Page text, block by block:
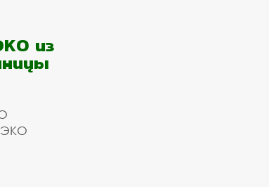
из
ЭКО